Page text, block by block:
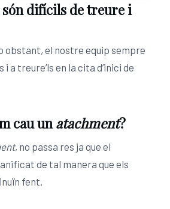
difícils de treure i
obstant, el nostre equip sempre
a treure’ls en la cita d’inici de
cau unatachment?
, no passa res ja que el
de tal manera que els
fent.